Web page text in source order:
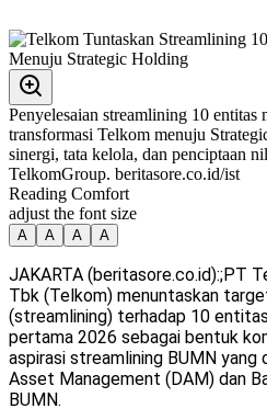
Penyelesaian streamlining 10 entitas
transformasi Telkom menuju
sinergi, tata kelola, dan penciptaan
TelkomGroup. beritasore.co.id/ist
Reading Comfort
adjust the font size
A A A A
JAKARTA (beritasore.co.id):;PT
Tbk (Telkom) menuntaskan
(streamlining) terhadap 10
pertama 2026 sebagai bentuk
aspirasi streamlining BUMN yang
Asset Management (DAM) dan
BUMN.